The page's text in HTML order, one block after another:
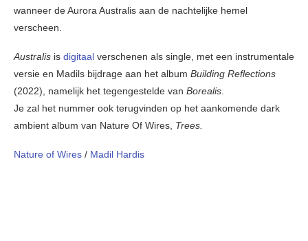
wanneer de Aurora Australis aan de nachtelijke hemel
verscheen.
Australis is digitaal verschenen als single, met een instrumentale
versie en Madils bijdrage aan het album Building Reflections
(2022), namelijk het tegengestelde van Borealis.
Je zal het nummer ook terugvinden op het aankomende dark
ambient album van Nature Of Wires, Trees.
Nature of Wires / Madil Hardis